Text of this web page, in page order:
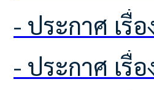
- ประกาศ เ
- ประกาศ เ